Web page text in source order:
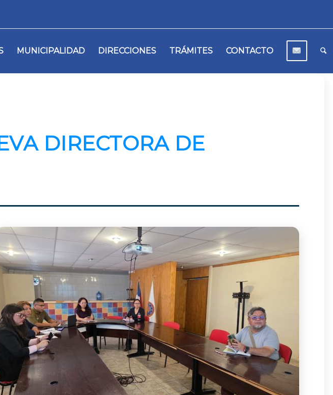
MUNICIPALIDAD DIRECCIONES TRÁMITES CONTACTO
DIRECTORA DE